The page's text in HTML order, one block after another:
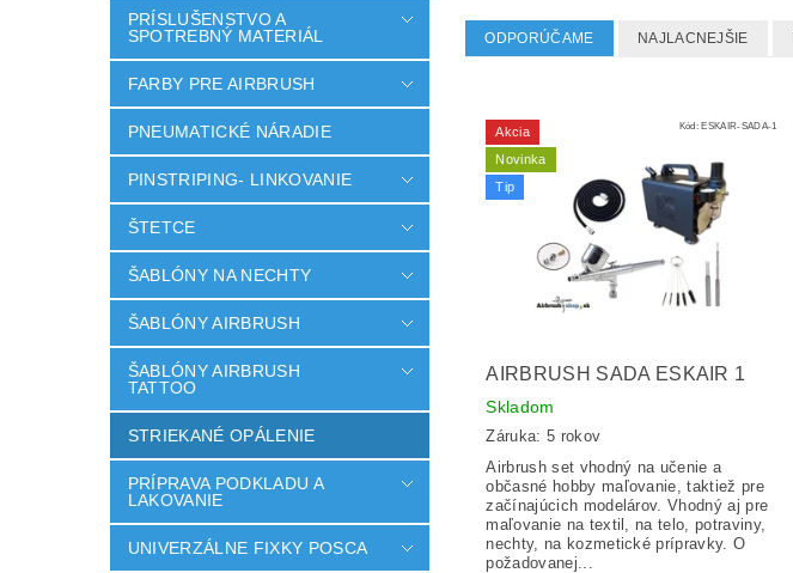
PRÍSLUŠENSTVO A
SPOTREBNÝ MATERIÁL
FARBY PRE AIRBRUSH
PNEUMATICKÉ NÁRADIE
PINSTRIPING- LINKOVANIE
ŠTETCE
ŠABLÓNY NA NECHTY
ŠABLÓNY AIRBRUSH
ŠABLÓNY AIRBRUSH
TATTOO
STRIEKANÉ OPÁLENIE
PRÍPRAVA PODKLADU A
LAKOVANIE
UNIVERZÁLNE FIXKY POSCA
ODPORÚČAME NAJLACNEJŠIE
Akcia
Novinka
Tip
Kód:ESKAIR-SADA-1
AIRBRUSH SADA ESKAIR 1
Skladom
Záruka: 5 rokov
Airbrush set vhodný na učenie a
občasné hobby maľovanie, taktiež pre
začínajúcich modelárov. Vhodný aj pre
maľovanie na textil, na telo, potraviny,
nechty, na kozmetické prípravky. O
požadovanej...